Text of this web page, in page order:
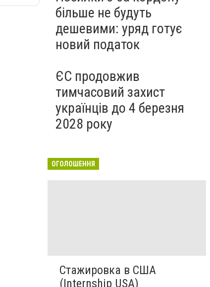
більше не будуть
дешевими: уряд готує
новий податок
ЄС продовжив
тимчасовий захист
українців до 4 березня
2028 року
ОГОЛОШЕННЯ
Стажировка в США
(Internship USA)